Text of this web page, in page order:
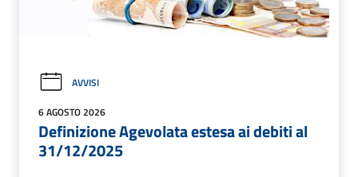
AVVISI
6 AGOSTO 2026
Definizione Agevolata estesa ai debiti al
31/12/2025